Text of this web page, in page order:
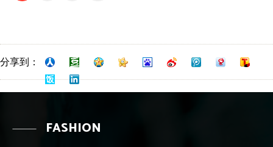
分享到：
FASHION